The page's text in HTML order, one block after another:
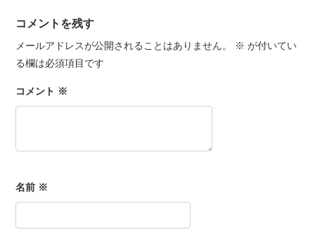
コメントを残す
メールアドレスが公開されることはありません。 ※ が付いてい
る欄は必須項目です
コメント ※
名前 ※